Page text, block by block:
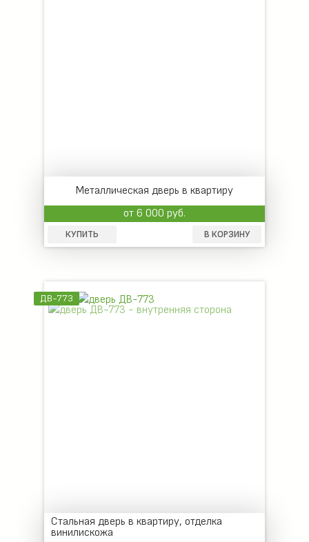
Металлическая дверь в квартиру
от 6 000 руб.
КУПИТЬ В КОРЗИНУ
ДВ-773
Стальная дверь в квартиру, отделка
винилискожа